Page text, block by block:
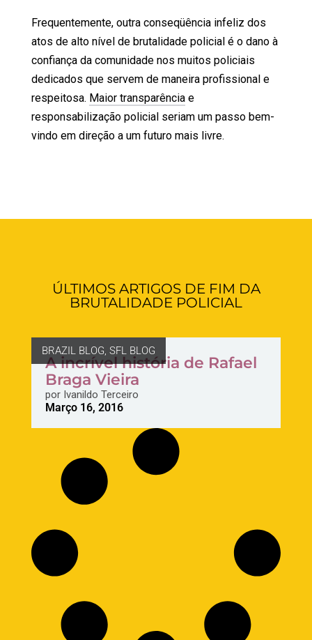
Frequentemente, outra conseqüência infeliz dos
atos de alto nível de brutalidade policial é o dano à
confiança da comunidade nos muitos policiais
dedicados que servem de maneira profissional e
respeitosa. Maior transparênciae
responsabilização policial seriam um passo bem-
vindo em direção a um futuro mais livre.
ÚLTIMOS ARTIGOS DE FIM DA
BRUTALIDADE POLICIAL
BRAZIL BLOG, SFL BLOG
A incrível história de Rafael
Braga Vieira
porIvanildo Terceiro
Março 16, 2016